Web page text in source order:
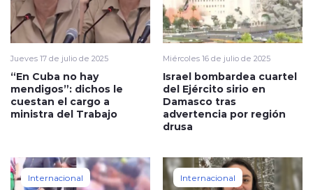
Jueves 17 de julio de 2025
“En Cuba no hay
mendigos”: dichos le
cuestan el cargo a
ministra del Trabajo
Miércoles 16 de julio de 2025
Israel bombardea cuartel
del Ejército sirio en
Damasco tras
advertencia por región
drusa
Internacional Internacional